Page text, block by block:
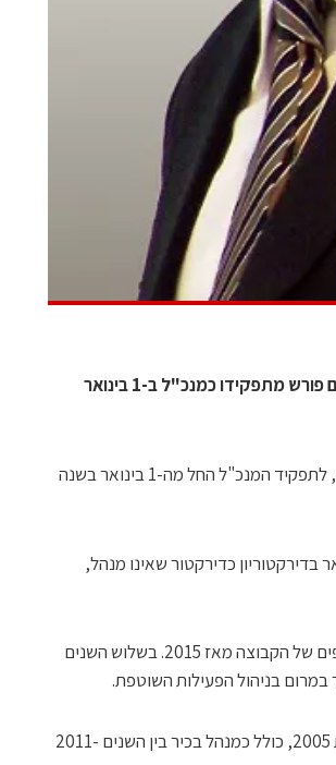
נגר הוא כיום סמנכ"ל הכספים ומנהל התפעול של החברה. מרום פורש מתפקידו כמנכ"ל ב-1 בינואר
חברת באטמ (BATM) קידמה את סמנכ"ל הכספים שלה, מוטי נגר, לתפקיד המנכ"ל החל מה-1 בינואר בשנה
כדירקטור שאינו מנהל,
נגר הצטרף ל-BATM כסגן נשיא לכספים ב-2014 וכסמנכ"ל הכספים של הקבוצה מאז 2015. בשלוש השנים
בניהול הפעילות השוטפת.
לפני BATM, נגר מילא מספר תפקידים בכירים ב-Deloitte משנת 2005, כולל כמנהל בכיר בין השנים 2011-